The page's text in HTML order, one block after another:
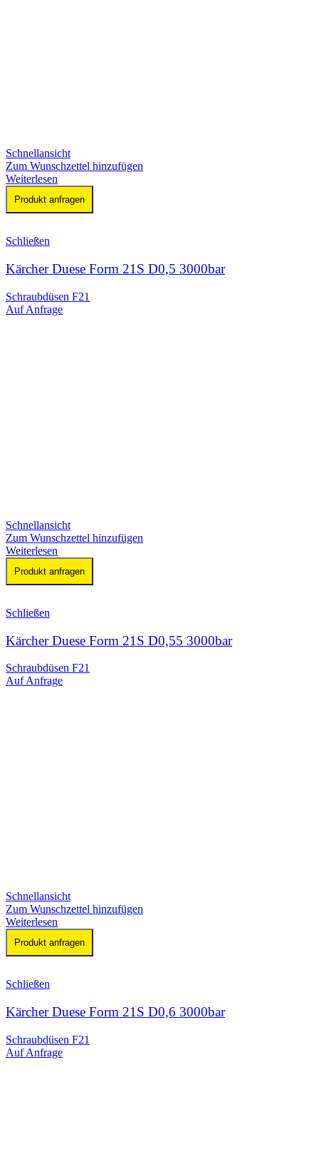
Schnellansicht
Zum Wunschzettel hinzufügen
Weiterlesen
Produkt anfragen
Schließen
Kärcher Duese Form 21S D0,5 3000bar
Schraubdüsen F21
Auf Anfrage
Schnellansicht
Zum Wunschzettel hinzufügen
Weiterlesen
Produkt anfragen
Schließen
Kärcher Duese Form 21S D0,55 3000bar
Schraubdüsen F21
Auf Anfrage
Schnellansicht
Zum Wunschzettel hinzufügen
Weiterlesen
Produkt anfragen
Schließen
Kärcher Duese Form 21S D0,6 3000bar
Schraubdüsen F21
Auf Anfrage